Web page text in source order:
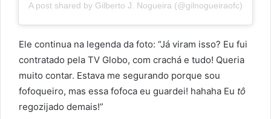
A post shared by Gilberto J. Nogueira (@gilnogueiraofc)
Ele continua na legenda da foto: “Já viram isso? Eu fui
contratado pela TV Globo, com crachá e tudo! Queria
muito contar. Estava me segurando porque sou
fofoqueiro, mas essa fofoca eu guardei! hahaha Eu tô
regozijado demais!”